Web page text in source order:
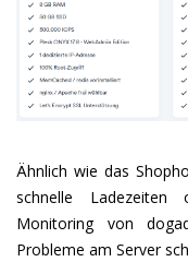
Ähnlich wie das
schnelle Ladezeiten
Monitoring von
Probleme am Server